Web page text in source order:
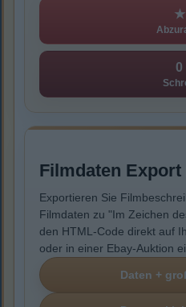
★
0
Filmdaten
Exportieren Sie
Filmdaten zu "Im Zeichen
den HTML-Code direkt auf
oder in einer Ebay-Auktion